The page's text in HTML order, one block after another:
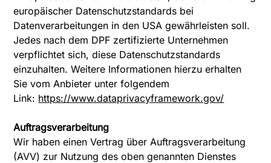
europäischer Datenschutzstandards bei
Datenverarbeitungen in den USA gewährleisten soll.
Jedes nach dem DPF zertifizierte Unternehmen
verpflichtet sich, diese Datenschutzstandards
einzuhalten. Weitere Informationen hierzu erhalten
Sie vom Anbieter unter folgendem
Link: https://www.dataprivacyframework.gov/
Auftragsverarbeitung
Wir haben einen Vertrag über Auftragsverarbeitung
(AVV) zur Nutzung des oben genannten Dienstes